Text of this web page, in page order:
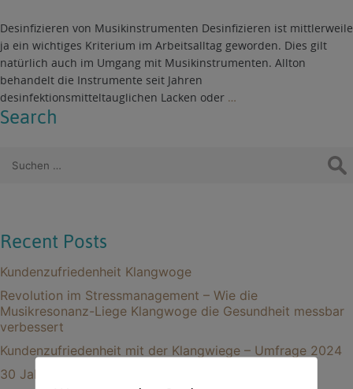
Desinfizieren von Musikinstrumenten Desinfizieren ist mittlerweile
ja ein wichtiges Kriterium im Arbeitsalltag geworden. Dies gilt
natürlich auch im Umgang mit Musikinstrumenten. Allton
behandelt die Instrumente seit Jahren
desinfektionsmitteltauglichen Lacken oder …
Search
nach:
Recent Posts
Kundenzufriedenheit Klangwoge
Revolution im Stressmanagement – Wie die
Musikresonanz-Liege Klangwoge die Gesundheit messbar
verbessert
Kundenzufriedenheit mit der Klangwiege – Umfrage 2024
30 Jahre Allton – Klangwiege